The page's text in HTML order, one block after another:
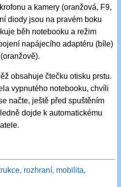
a kamery (oranžová, F9,
diody jsou na pravém boku
běh notebooku a režim
napájecího adaptéru (bíle)
obsahuje čtečku otisku prstu.
vypnutého notebooku, chvíli
načte, ještě před spuštěním
dojde k automatickému
rozhraní, mobilita,